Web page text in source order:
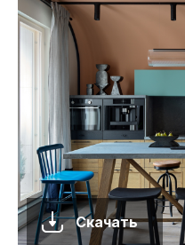
Скачать